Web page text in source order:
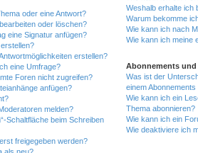
oder eine Antwort?
oder löschen?
eine Signatur anfügen?
erstellen?
eine Umfrage?
Foren nicht zugreifen?
anfügen?
melden?
Schaltfläche beim Schreiben
freigegeben werden?
als neu?
Weshalb erhalte ich
Warum bekomme
Wie kann ich nach
Wie kann ich meine
Abonnements und
Was ist der
einem
Wie kann ich ein
Thema abonnieren?
Wie kann ich ein
Wie deaktiviere ich